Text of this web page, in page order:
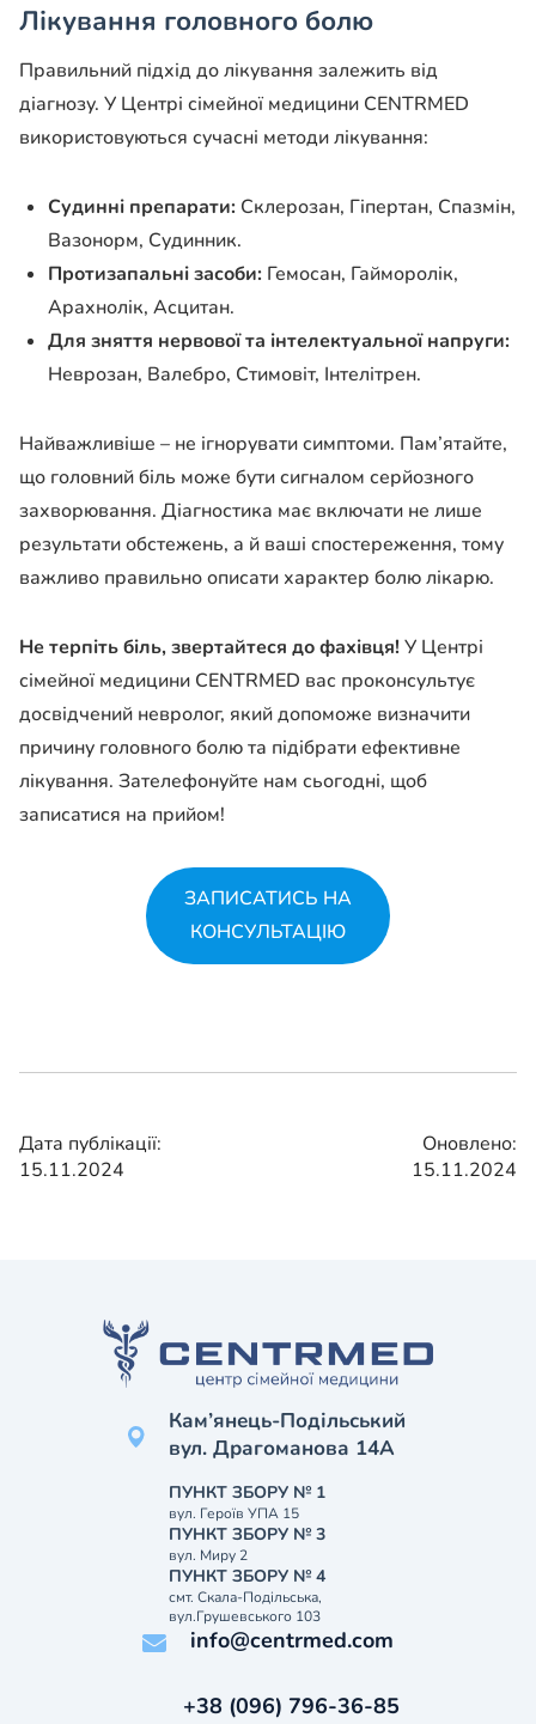
Лікування головного болю
Правильний підхід до лікування залежить від
діагнозу. У Центрі сімейної медицини CENTRMED
використовуються сучасні методи лікування:
Судинні препарати: Склерозан, Гіпертан, Спазмін,
Вазонорм, Судинник.
Протизапальні засоби: Гемосан, Гайморолік,
Арахнолік, Асцитан.
Для зняття нервової та інтелектуальної напруги:
Неврозан, Валебро, Стимовіт, Інтелітрен.
Найважливіше – не ігнорувати симптоми. Пам’ятайте,
що головний біль може бути сигналом серйозного
захворювання. Діагностика має включати не лише
результати обстежень, а й ваші спостереження, тому
важливо правильно описати характер болю лікарю.
Не терпіть біль, звертайтеся до фахівця! У Центрі
сімейної медицини CENTRMED вас проконсультує
досвідчений невролог, який допоможе визначити
причину головного болю та підібрати ефективне
лікування. Зателефонуйте нам сьогодні, щоб
записатися на прийом!
ЗАПИСАТИСЬ НА
КОНСУЛЬТАЦІЮ
Дата публікації:
15.11.2024
Оновлено:
15.11.2024
Кам’янець-Подільський
вул. Драгоманова 14А
ПУНКТ ЗБОРУ № 1
вул. Героїв УПА 15
ПУНКТ ЗБОРУ № 3
вул. Миру 2
ПУНКТ ЗБОРУ № 4
смт. Скала-Подільська,
вул.Грушевського 103
info@centrmed.com
+38 (096) 796-36-85